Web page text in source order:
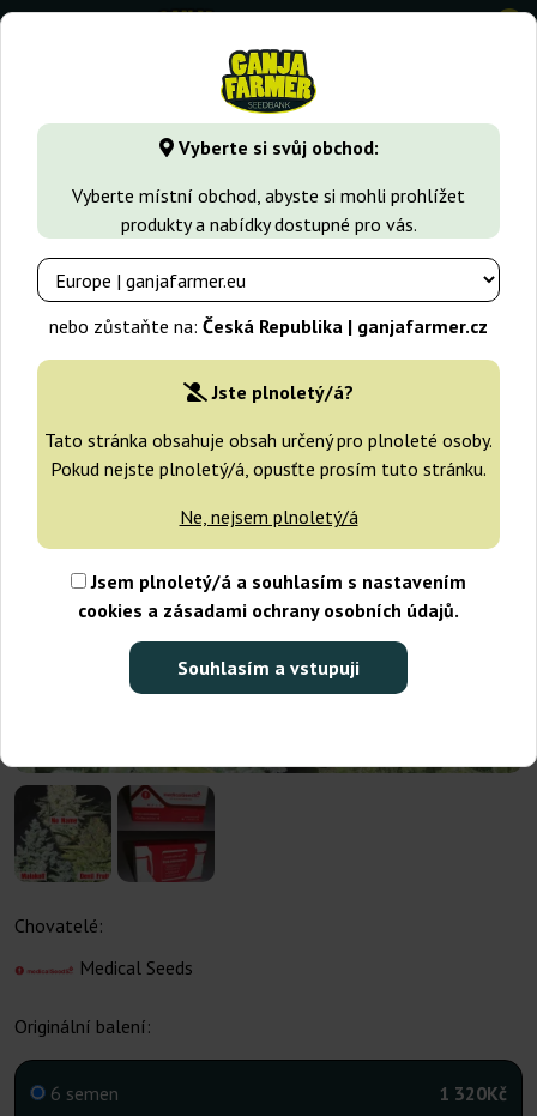
Vyberte si svůj obchod:
Vyberte místní obchod, abyste si mohli prohlížet
produkty a nabídky dostupné pro vás.
nebo zůstaňte na: Česká Republika | ganjafarmer.cz
Jste plnoletý/á?
Tato stránka obsahuje obsah určený pro plnoleté osoby.
Pokud nejste plnoletý/á, opusťte prosím tuto stránku.
Ne, nejsem plnoletý/á
Jsem plnoletý/á a souhlasím s nastavením
cookies a zásadami ochrany osobních údajů.
Souhlasím a vstupuji
0
GanjaFarmer.cz Typy Semen Marihuany Feminizovaná
Chovatelé:
Medical Seeds
Originální balení:
6 semen 1 320Kč